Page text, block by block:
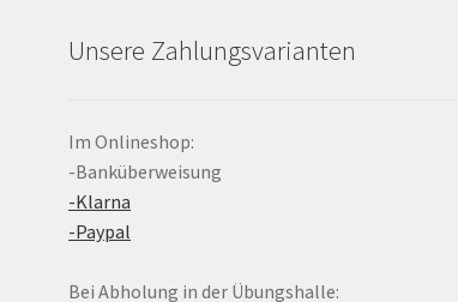
Unsere Zahlungsvarianten
Im Onlineshop:
-Banküberweisung
-Klarna
-Paypal
Bei Abholung in der Übungshalle: